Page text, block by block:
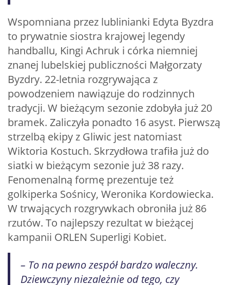
Wspomniana przez lublinianki Edyta Byzdra
to prywatnie siostra krajowej legendy
handballu, Kingi Achruk i córka niemniej
znanej lubelskiej publiczności Małgorzaty
Byzdry. 22-letnia rozgrywająca z
powodzeniem nawiązuje do rodzinnych
tradycji. W bieżącym sezonie zdobyła już 20
bramek. Zaliczyła ponadto 16 asyst. Pierwszą
strzelbą ekipy z Gliwic jest natomiast
Wiktoria Kostuch. Skrzydłowa trafiła już do
siatki w bieżącym sezonie już 38 razy.
Fenomenalną formę prezentuje też
golkiperka Sośnicy, Weronika Kordowiecka.
W trwających rozgrywkach obroniła już 86
rzutów. To najlepszy rezultat w bieżącej
kampanii ORLEN Superligi Kobiet.
– To na pewno zespół bardzo waleczny.
Dziewczyny niezależnie od tego, czy